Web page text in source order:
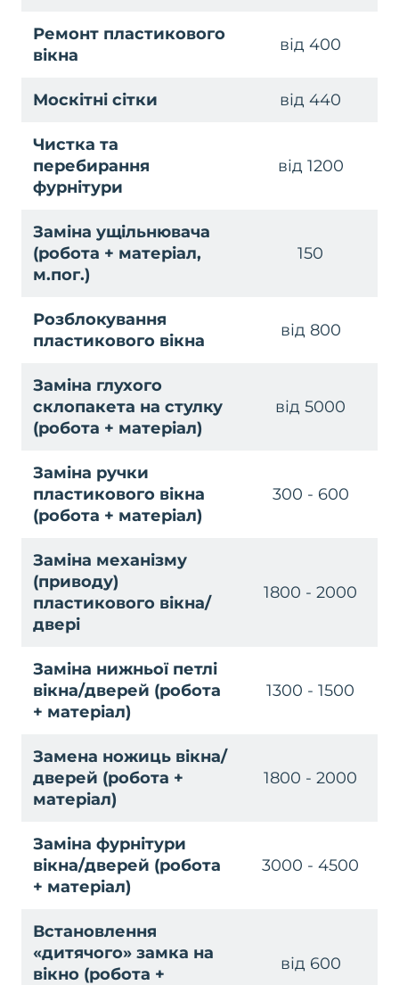
Ремонт пластикового
вікна
від 400
Москітні сітки від 440
Чистка та
перебирання
фурнітури
від 1200
Заміна ущільнювача
(робота + матеріал,
м.пог.)
150
Розблокування
пластикового вікна
від 800
Заміна глухого
склопакета на стулку
(робота + матеріал)
від 5000
Заміна ручки
пластикового вікна
(робота + матеріал)
300 - 600
Заміна механізму
(приводу)
пластикового вікна/
двері
1800 - 2000
Заміна нижньої петлі
вікна/дверей (робота
+ матеріал)
1300 - 1500
Замена ножиць вікна/
дверей (робота +
матеріал)
1800 - 2000
Заміна фурнітури
вікна/дверей (робота
+ матеріал)
3000 - 4500
Встановлення
«дитячого» замка на
вікно (робота +
від 600